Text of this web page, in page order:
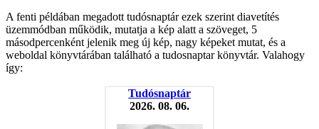
A fenti példában megadott tudósnaptár ezek szerint diavetítés
üzemmódban működik, mutatja a kép alatt a szöveget, 5
másodpercenként jelenik meg új kép, nagy képeket mutat, és a
weboldal könyvtárában található a tudosnaptar könyvtár. Valahogy
így:
Tudósnaptár
2026. 08. 06.